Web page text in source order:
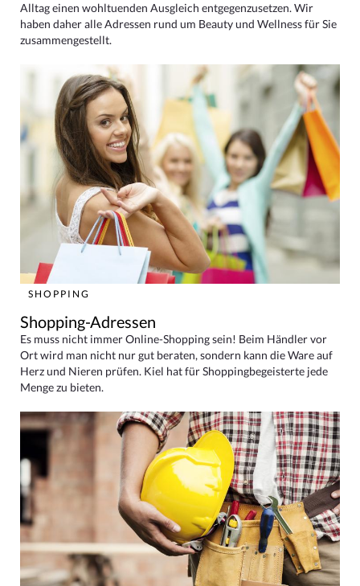
Alltag einen wohltuenden Ausgleich entgegenzusetzen. Wir
haben daher alle Adressen rund um Beauty und Wellness für Sie
zusammengestellt.
SHOPPING
Shopping-Adressen
Es muss nicht immer Online-Shopping sein! Beim Händler vor
Ort wird man nicht nur gut beraten, sondern kann die Ware auf
Herz und Nieren prüfen. Kiel hat für Shoppingbegeisterte jede
Menge zu bieten.